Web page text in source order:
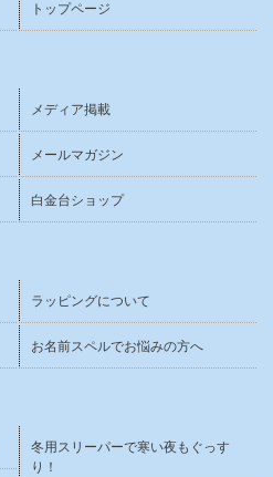
トップページ
メディア掲載
メールマガジン
白金台ショップ
ラッピングについて
お名前スペルでお悩みの方へ
冬用スリーパーで寒い夜もぐっす
り！